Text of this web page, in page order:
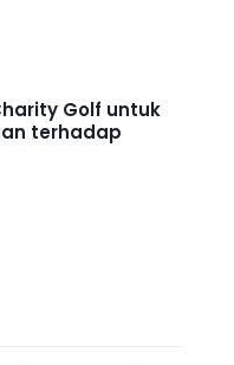
Golf untuk
terhadap